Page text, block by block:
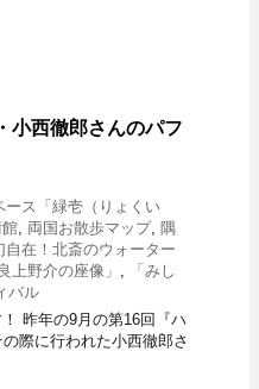
小西徹郎さんのパフ
ース「緑壱（りょくい
, 両国お散歩マップ, 隅
自在！北斎のウォーター
上野介の座像」 ,
「みし
バル
昨年の9月の第16回『ハ
際に行われた小西徹郎さ